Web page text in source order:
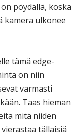
pöydällä, koska
kamera ulkonee
tämä edge-
on niin
varmasti
Taas hieman
mitä niiden
tällaisiä